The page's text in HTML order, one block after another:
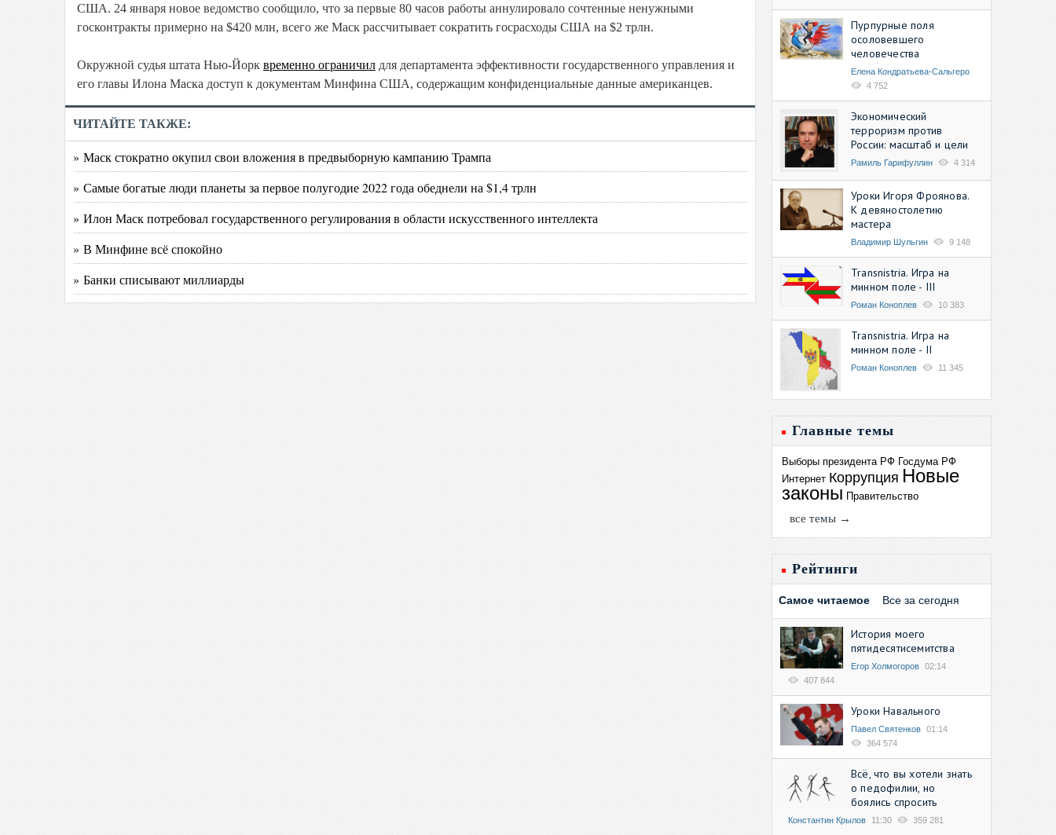
США. 24 января новое ведомство сообщило, что за первые 80 часов работы аннулировало сочтенные ненужными
госконтракты примерно на $420 млн, всего же Маск рассчитывает сократить госрасходы США на $2 трлн.
Окружной судья штата Нью-Йорк временно ограничил для департамента эффективности государственного управления и
его главы Илона Маска доступ к документам Минфина США, содержащим конфиденциальные данные американцев.
ЧИТАЙТЕ ТАКЖЕ:
» Маск стократно окупил свои вложения в предвыборную кампанию Трампа
» Самые богатые люди планеты за первое полугодие 2022 года обеднели на $1,4 трлн
» Илон Маск потребовал государственного регулирования в области искусственного интеллекта
» В Минфине всё спокойно
» Банки списывают миллиарды
Пурпурные поля
осоловевшего
человечества
Елена Кондратьева-Сальгеро
4 752
Экономический
терроризм против
России: масштаб и цели
Рамиль Гарифуллин 4 314
Уроки Игоря Фроянова.
К девяностолетию
мастера
Владимир Шульгин 9 148
Transnistria. Игра на
минном поле - III
Роман Коноплев 10 383
Transnistria. Игра на
минном поле - II
Роман Коноплев 11 345
Главные темы
Выборы президента РФ Госдума РФ
Интернет Коррупция Новые
законы Правительство
все темы →
Рейтинги
Самое читаемое Все за сегодня
История моего
пятидесятисемитства
Егор Холмогоров 02:14
407 844
Уроки Навального
Павел Святенков 01:14
364 574
Всё, что вы хотели знать
о педофилии, но
боялись спросить
Константин Крылов 11:30 359 281